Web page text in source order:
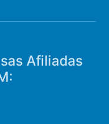
Afiliadas